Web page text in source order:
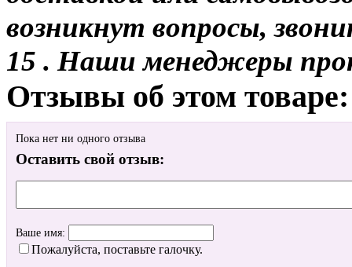
возникнут вопросы,
15 . Наши менеджеры
Отзывы об этом товаре:
Пока нет ни одного отзыва
Оставить свой отзыв:
Ваше имя:
Пожалуйста, поставьте галочку.